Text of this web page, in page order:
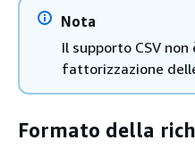
Nota
Il supporto CSV
fattorizzazione
Formato della